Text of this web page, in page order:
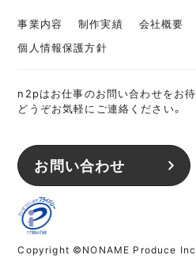
事業内容 制作実績 会社概要
個人情報保護方針
n2pはお仕事のお問い合わせをお待
どうぞお気軽にご連絡ください。
お問い合わせ
Copyright ©NONAME Produce